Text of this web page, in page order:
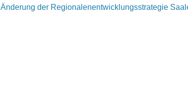
Änderung der Regionalenentwicklungsstrategie